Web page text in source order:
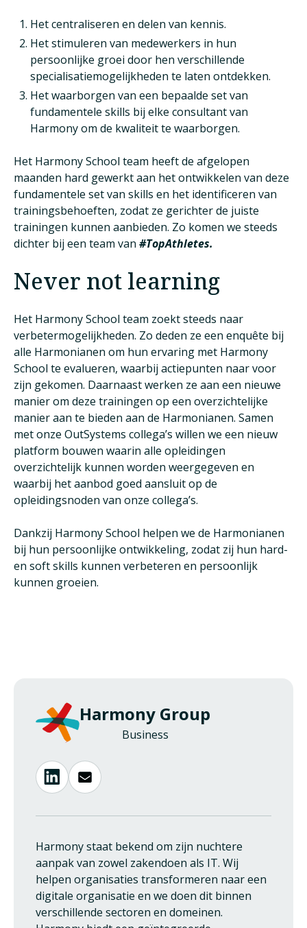
Harmony Group
Business
Harmony staat bekend om zijn nuchtere
aanpak van zowel zakendoen als IT. Wij
helpen organisaties transformeren naar een
digitale organisatie en we doen dit binnen
verschillende sectoren en domeinen.
Het centraliseren en delen van kennis.
Het stimuleren van medewerkers in hun
persoonlijke groei door hen verschillende
specialisatiemogelijkheden te laten ontdekken.
Het waarborgen van een bepaalde set van
fundamentele skills bij elke consultant van
Harmony om de kwaliteit te waarborgen.
Het Harmony School team heeft de afgelopen
maanden hard gewerkt aan het ontwikkelen van deze
fundamentele set van skills en het identificeren van
trainingsbehoeften, zodat ze gerichter de juiste
trainingen kunnen aanbieden. Zo komen we steeds
dichter bij een team van #TopAthletes.
Never not learning
Het Harmony School team zoekt steeds naar
verbetermogelijkheden. Zo deden ze een enquête bij
alle Harmonianen om hun ervaring met Harmony
School te evalueren, waarbij actiepunten naar voor
zijn gekomen. Daarnaast werken ze aan een nieuwe
manier om deze trainingen op een overzichtelijke
manier aan te bieden aan de Harmonianen. Samen
met onze OutSystems collega’s willen we een nieuw
platform bouwen waarin alle opleidingen
overzichtelijk kunnen worden weergegeven en
waarbij het aanbod goed aansluit op de
opleidingsnoden van onze collega’s.
Dankzij Harmony School helpen we de Harmonianen
bij hun persoonlijke ontwikkeling, zodat zij hun hard-
en soft skills kunnen verbeteren en persoonlijk
kunnen groeien.